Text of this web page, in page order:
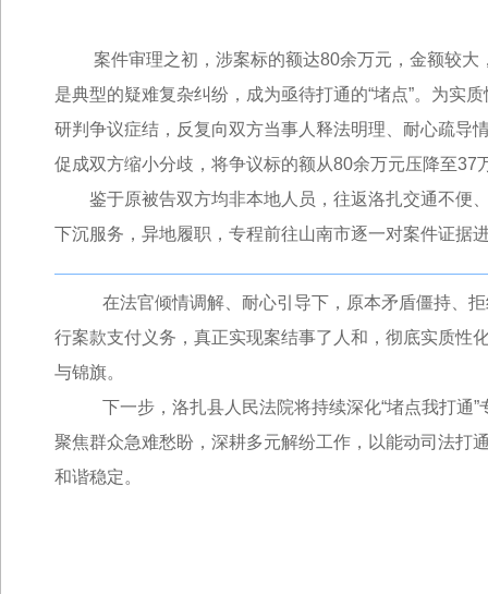
案件审理之初，涉案标的额达80余万元，金额较大
是典型的疑难复杂纠纷，成为亟待打通的“堵点”。为实
研判争议症结，反复向双方当事人释法明理、耐心疏导
促成双方缩小分歧，将争议标的额从80余万元压降至
鉴于原被告双方均非本地人员，往返洛扎交通不便、
下沉服务，异地履职，专程前往山南市逐一对案件证据
在法官倾情调解、耐心引导下，原本矛盾僵持、拒
行案款支付义务，真正实现案结事了人和，彻底实质性
与锦旗。
下一步，洛扎县人民法院将持续深化“堵点我打通”专
聚焦群众急难愁盼，深耕多元解纷工作，以能动司法打
和谐稳定。